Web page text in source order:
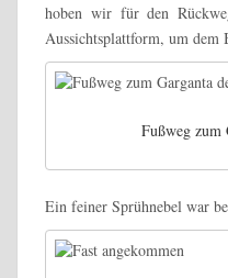
hoben wir für den
Aussichtsplattform, um dem
Fußweg zum
Ein feiner Sprühnebel war